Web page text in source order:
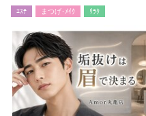
ｴｽﾃ まつげ･ﾒｲｸ ﾘﾗｸ